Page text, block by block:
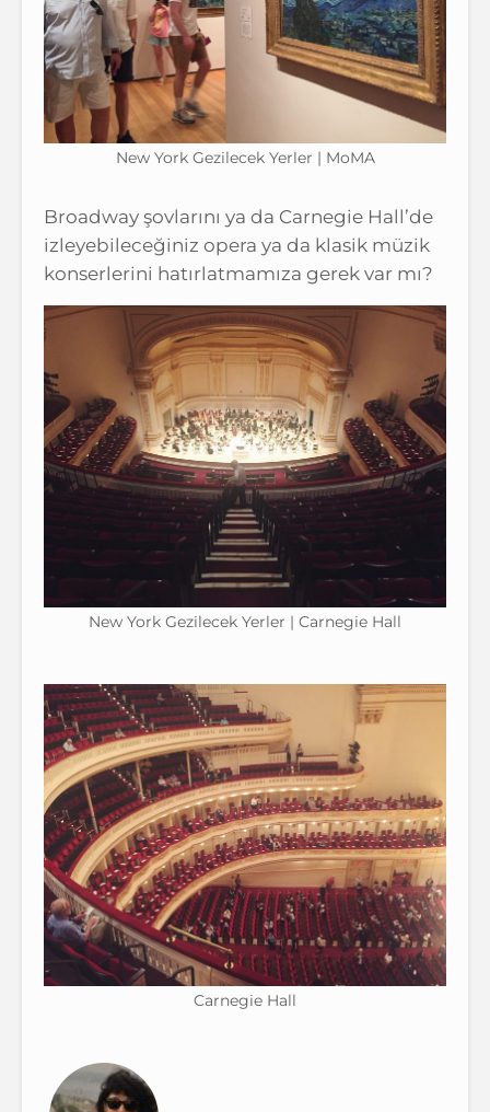
New York Gezilecek Yerler | MoMA
Broadway şovlarını ya da Carnegie Hall’de
izleyebileceğiniz opera ya da klasik müzik
konserlerini hatırlatmamıza gerek var mı?
New York Gezilecek Yerler | Carnegie Hall
Carnegie Hall